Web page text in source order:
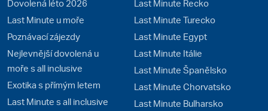
Dovolená léto 2026
Last Minute u moře
Poznávací zájezdy
Nejlevnější dovolená u
moře s all inclusive
Exotika s přímým letem
Last Minute s all inclusive
Last Minute Řecko
Last Minute Turecko
Last Minute Egypt
Last Minute Itálie
Last Minute Španělsko
Last Minute Chorvatsko
Last Minute Bulharsko